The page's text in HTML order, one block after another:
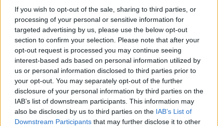
If you wish to opt-out of the sale, sharing to third parties, or
processing of your personal or sensitive information for
targeted advertising by us, please use the below opt-out
section to confirm your selection. Please note that after your
opt-out request is processed you may continue seeing
interest-based ads based on personal information utilized by
us or personal information disclosed to third parties prior to
your opt-out. You may separately opt-out of the further
disclosure of your personal information by third parties on the
IAB’s list of downstream participants. This information may
also be disclosed by us to third parties on the IAB’s List of
Downstream Participants that may further disclose it to other
UNGÁR: CSAK KORMÁNYVÁLTÁS UTÁN
KAPHATNAK AZ ÁLLAMI SZEKTORBAN
DOLGOZÓK MEGFELELŐ SZÍNVONALÚ
BÉREZÉST
2021. június. 16. 10:58
Az LMP Vas megyei országgyűlési képviselője erről mai
sajtótájékoztatóján beszélt.
JÖVŐ HÉTTŐL MÁR ÚJRA FELMONDHATNAK AZ
EGÉSZSÉGÜGYI DOLGOZÓK ÉS A RENDŐRÖK
2021. június. 08. 11:25
Tegnap jelent meg az új kormányrendelet.